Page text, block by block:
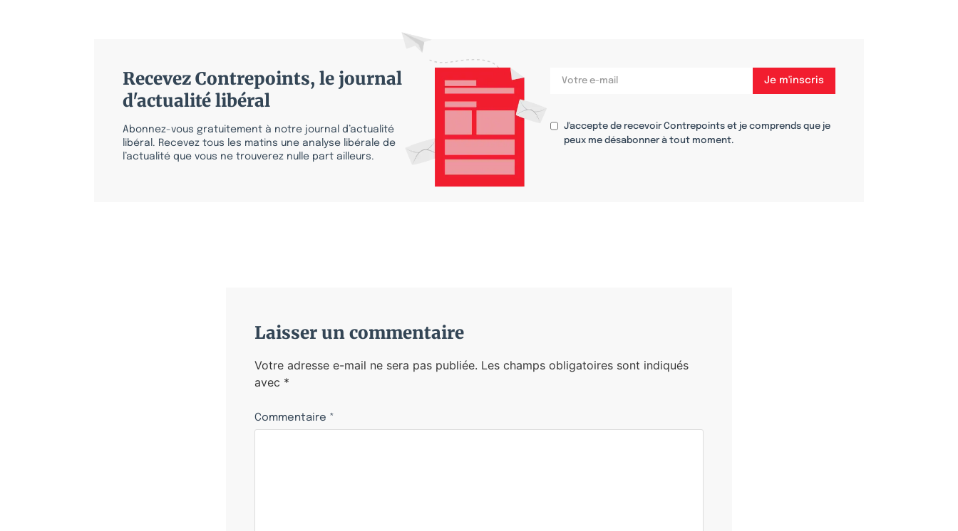
Recevez Contrepoints, le journal
d'actualité libéral
Abonnez-vous gratuitement à notre journal d’actualité
libéral. Recevez tous les matins une analyse libérale de
l’actualité que vous ne trouverez nulle part ailleurs.
J'accepte de recevoir Contrepoints et je comprends que je
peux me désabonner à tout moment.
Laisser un commentaire
Votre adresse e-mail ne sera pas publiée. Les champs obligatoires sont indiqués
avec *
Commentaire *